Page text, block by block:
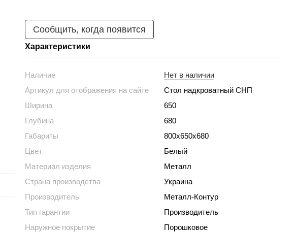
Сообщить, когда появится
Характеристики
Наличие
Нет в наличии
Артикул для отображения на сайте
Стол надкроватный СНП
Ширина
650
Глубина
680
Габариты
800х650х680
Цвет
Белый
Материал изделия
Металл
Страна производства
Украина
Производитель
Металл-Контур
Тип гарантии
Производитель
Наружное покрытие
Порошковое